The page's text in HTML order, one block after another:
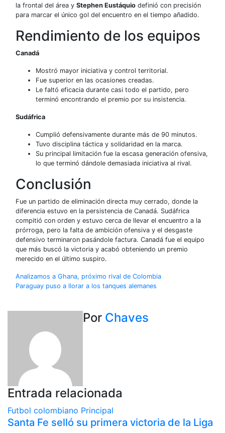
la frontal del área y Stephen Eustáquio definió con precisión
para marcar el único gol del encuentro en el tiempo añadido.
Rendimiento de los equipos
Canadá
Mostró mayor iniciativa y control territorial.
Fue superior en las ocasiones creadas.
Le faltó eficacia durante casi todo el partido, pero
terminó encontrando el premio por su insistencia.
Sudáfrica
Cumplió defensivamente durante más de 90 minutos.
Tuvo disciplina táctica y solidaridad en la marca.
Su principal limitación fue la escasa generación ofensiva,
lo que terminó dándole demasiada iniciativa al rival.
Conclusión
Fue un partido de eliminación directa muy cerrado, donde la
diferencia estuvo en la persistencia de Canadá. Sudáfrica
compitió con orden y estuvo cerca de llevar el encuentro a la
prórroga, pero la falta de ambición ofensiva y el desgaste
defensivo terminaron pasándole factura. Canadá fue el equipo
que más buscó la victoria y acabó obteniendo un premio
merecido en el último suspiro.
Navegación
Analizamos a Ghana, próximo rival de Colombia
Paraguay puso a llorar a los tanques alemanes
Por Chaves
Entrada relacionada
Futbol colombiano Principal
Santa Fe selló su primera victoria de la Liga